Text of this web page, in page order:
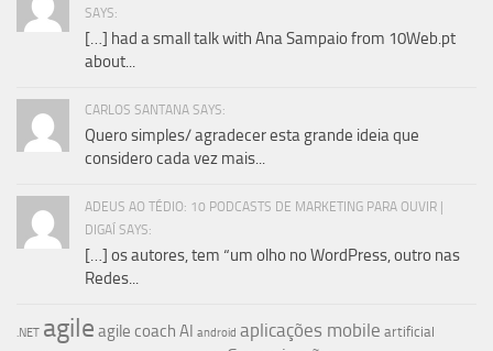
SAYS:
[…] had a small talk with Ana Sampaio from 10Web.pt
about...
CARLOS SANTANA SAYS:
Quero simples/ agradecer esta grande ideia que
considero cada vez mais...
ADEUS AO TÉDIO: 10 PODCASTS DE MARKETING PARA OUVIR |
DIGAÍ SAYS:
[…] os autores, tem “um olho no WordPress, outro nas
Redes...
.NET agile agile coach AI android aplicações mobile artificial